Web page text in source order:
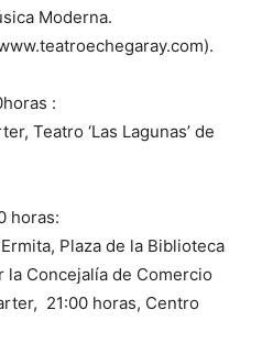
Moderna.
:
Teatro ‘Las Lagunas’ de
horas:
Plaza de la Biblioteca
la Concejalía de Comercio
21:00 horas, Centro